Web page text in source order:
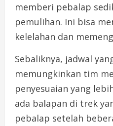
memberi pebalap
pemulihan. Ini bisa
kelelahan dan
Sebaliknya, jadwal
memungkinkan tim
penyesuaian yang
ada balapan di trek
pebalap setelah